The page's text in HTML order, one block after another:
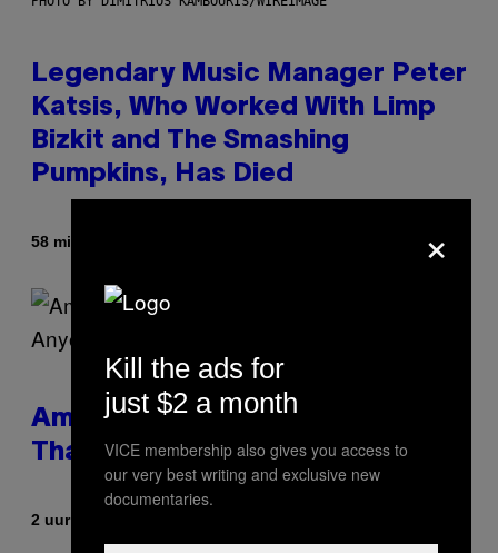
Legendary Music Manager Peter
Katsis, Who Worked With Limp
Bizkit and The Smashing
Pumpkins, Has Died
58 minuten geleden
Americans Watch Porn Longer
Than Anyone Else, Survey Finds
2 uur geleden
×
Kill the ads for
just $2 a month
VICE membership also gives you access to
our very best writing and exclusive new
documentaries.